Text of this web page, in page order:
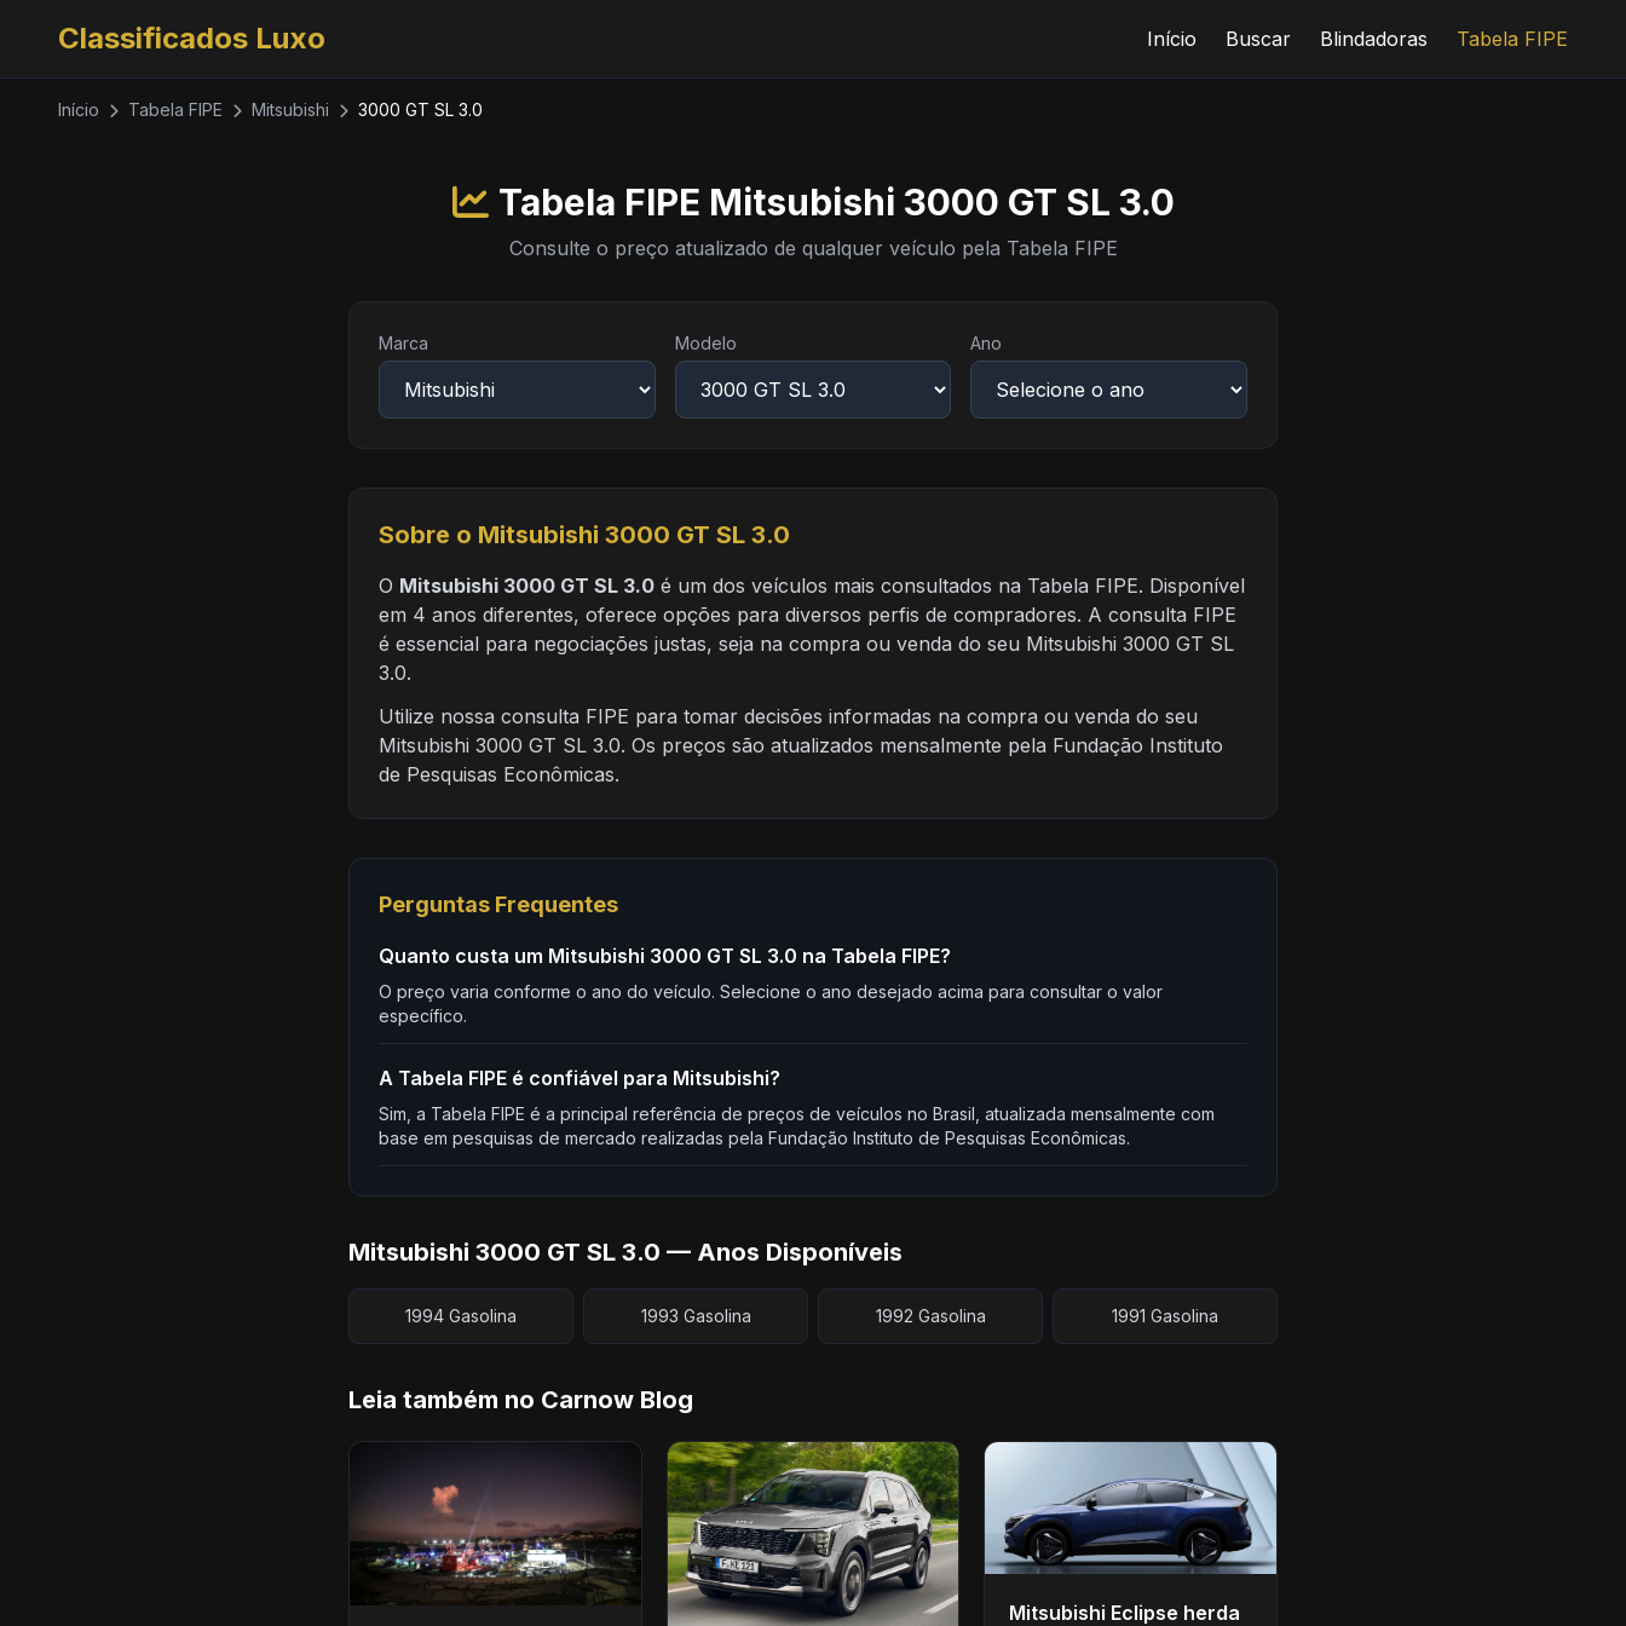
Classificados Luxo Início Buscar Blindadoras Tabela FIPE
Início Tabela FIPE Mitsubishi 3000 GT SL 3.0
Tabela FIPE Mitsubishi 3000 GT SL 3.0
Consulte o preço atualizado de qualquer veículo pela Tabela FIPE
Marca Modelo Ano
Sobre o Mitsubishi 3000 GT SL 3.0
O Mitsubishi 3000 GT SL 3.0 é um dos veículos mais consultados na Tabela FIPE. Disponível
em 4 anos diferentes, oferece opções para diversos perfis de compradores. A consulta FIPE
é essencial para negociações justas, seja na compra ou venda do seu Mitsubishi 3000 GT SL
3.0.
Utilize nossa consulta FIPE para tomar decisões informadas na compra ou venda do seu
Mitsubishi 3000 GT SL 3.0. Os preços são atualizados mensalmente pela Fundação Instituto
de Pesquisas Econômicas.
Perguntas Frequentes
Quanto custa um Mitsubishi 3000 GT SL 3.0 na Tabela FIPE?
O preço varia conforme o ano do veículo. Selecione o ano desejado acima para consultar o valor
específico.
A Tabela FIPE é confiável para Mitsubishi?
Sim, a Tabela FIPE é a principal referência de preços de veículos no Brasil, atualizada mensalmente com
base em pesquisas de mercado realizadas pela Fundação Instituto de Pesquisas Econômicas.
Mitsubishi 3000 GT SL 3.0 — Anos Disponíveis
1994 Gasolina 1993 Gasolina 1992 Gasolina 1991 Gasolina
Leia também no Carnow Blog
Mitsubishi Eclipse herda